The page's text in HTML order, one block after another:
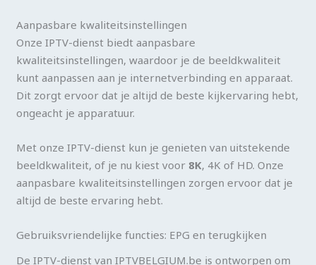
Aanpasbare kwaliteitsinstellingen
Onze IPTV-dienst biedt aanpasbare
kwaliteitsinstellingen, waardoor je de beeldkwaliteit
kunt aanpassen aan je internetverbinding en apparaat.
Dit zorgt ervoor dat je altijd de beste kijkervaring hebt,
ongeacht je apparatuur.
Met onze IPTV-dienst kun je genieten van uitstekende
beeldkwaliteit, of je nu kiest voor 8K, 4K of HD. Onze
aanpasbare kwaliteitsinstellingen zorgen ervoor dat je
altijd de beste ervaring hebt.
Gebruiksvriendelijke functies: EPG en terugkijken
De IPTV-dienst van IPTVBELGIUM.be is ontworpen om